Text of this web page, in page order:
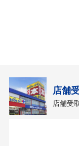
店舗
店舗受